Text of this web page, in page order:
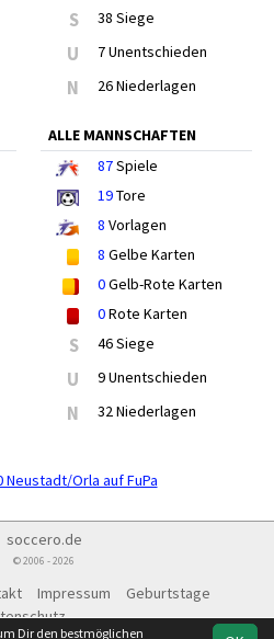
S 38 Siege
U 7 Unentschieden
N 26 Niederlagen
ALLE MANNSCHAFTEN
87Spiele
19Tore
8 Vorlagen
8 Gelbe Karten
0Gelb-Rote Karten
0Rote Karten
S 46 Siege
U 9 Unentschieden
N 32 Niederlagen
Neustadt/Orla auf FuPa
soccero.de
© 2006 - 2026
Impressum
Geburtstage
Dir den bestmöglichen